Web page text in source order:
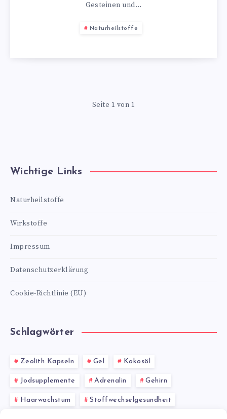
Gesteinen und…
Naturheilstoffe
Seite 1 von 1
Wichtige Links
Naturheilstoffe
Wirkstoffe
Impressum
Datenschutzerklärung
Cookie-Richtlinie (EU)
Schlagwörter
Zeolith Kapseln Gel Kokosöl
Jodsupplemente Adrenalin Gehirn
Haarwachstum Stoffwechselgesundheit